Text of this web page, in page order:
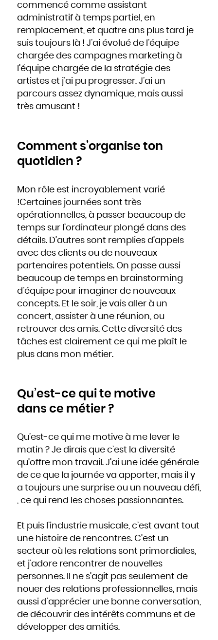
commencé comme assistant
administratif à temps partiel, en
remplacement, et quatre ans plus tard je
suis toujours là ! J’ai évolué de l’équipe
chargée des campagnes marketing à
l’équipe chargée de la stratégie des
artistes et j’ai pu progresser. J’ai un
parcours assez dynamique, mais aussi
très amusant !
Comment s’organise ton
quotidien ?
Mon rôle est incroyablement varié
!Certaines journées sont très
opérationnelles, à passer beaucoup de
temps sur l’ordinateur plongé dans des
détails. D’autres sont remplies d’appels
avec des clients ou de nouveaux
partenaires potentiels. On passe aussi
beaucoup de temps en brainstorming
d’équipe pour imaginer de nouveaux
concepts. Et le soir, je vais aller à un
concert, assister à une réunion, ou
retrouver des amis. Cette diversité des
tâches est clairement ce qui me plaît le
plus dans mon métier.
Qu’est-ce qui te motive
dans ce métier ?
Qu’est-ce qui me motive à me lever le
matin ? Je dirais que c’est la diversité
qu’offre mon travail. J’ai une idée générale
de ce que la journée va apporter, mais il y
a toujours une surprise ou un nouveau défi,
, ce qui rend les choses passionnantes.
Et puis l’industrie musicale, c’est avant tout
une histoire de rencontres. C’est un
secteur où les relations sont primordiales,
et j’adore rencontrer de nouvelles
personnes. Il ne s’agit pas seulement de
nouer des relations professionnelles, mais
aussi d’apprécier une bonne conversation,
de découvrir des intérêts communs et de
développer des amitiés.